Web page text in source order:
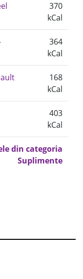
370
kCal
364
kCal
168
kCal
403
kCal
din categoria
Suplimente